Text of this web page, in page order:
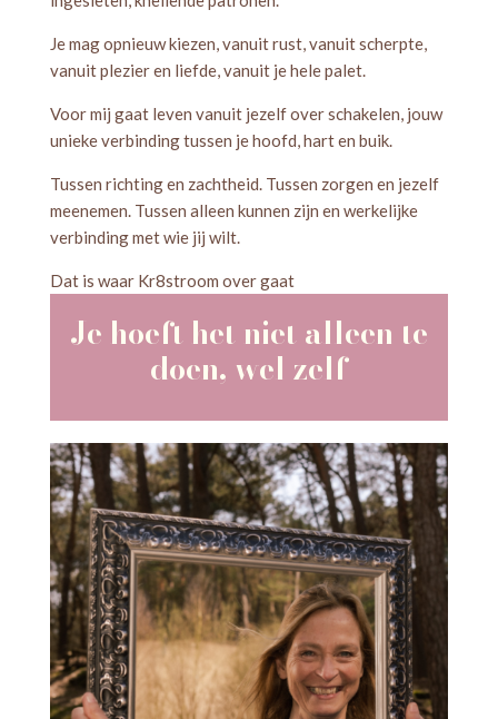
Je mag opnieuw kiezen, vanuit rust, vanuit scherpte,
vanuit plezier en liefde, vanuit je hele palet.
Voor mij gaat leven vanuit jezelf over schakelen, jouw
unieke verbinding tussen je hoofd, hart en buik.
Tussen richting en zachtheid. Tussen zorgen en jezelf
meenemen. Tussen alleen kunnen zijn en werkelijke
verbinding met wie jij wilt.
Dat is waar Kr8stroom over gaat
Je hoeft het niet alleen te
doen, wel zelf